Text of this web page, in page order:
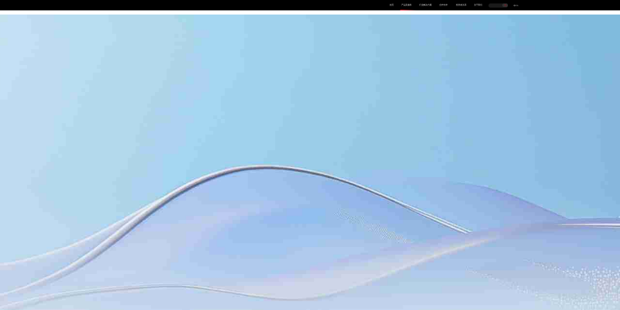
首页 产品及服务 行业解决方案 合作伙伴 投资者关系 关于我们 中EN